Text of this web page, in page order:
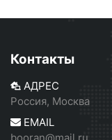
Контакты
АДРЕС
Россия, Москва
EMAIL